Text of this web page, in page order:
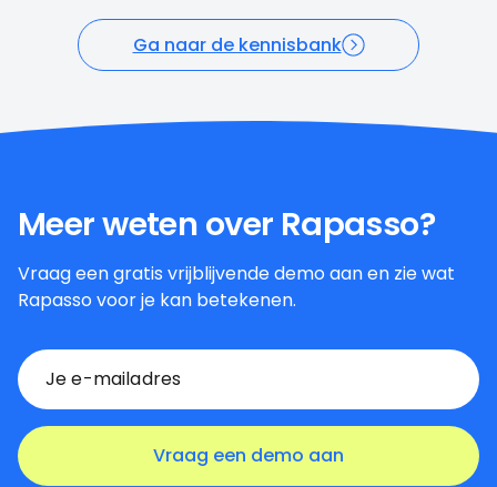
Ga naar de kennisbank
Meer weten over Rapasso?
Vraag een gratis vrijblijvende demo aan en zie wat
Rapasso voor je kan betekenen.